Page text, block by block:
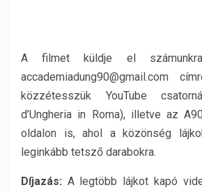
A filmet küldje el
accademiadung90@gmail.com
közzétesszük YouTube
d’Ungheria in Roma), illetve az
oldalon is, ahol a közönség
leginkább tetsző darabokra.
Díjazás: A legtöbb lájkot kapó